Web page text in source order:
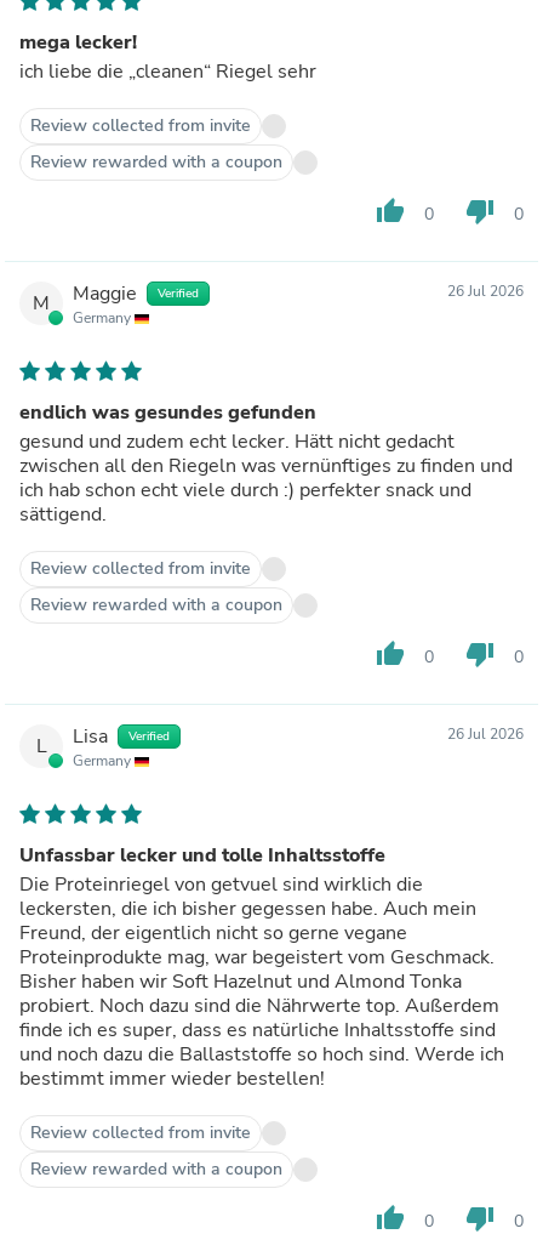
mega lecker!
ich liebe die „cleanen“ Riegel sehr
Review collected from invite
Review rewarded with a coupon
thumb_up 0 thumb_down 0
M Maggie Verified
Germany
26 Jul 2026
endlich was gesundes gefunden
gesund und zudem echt lecker. Hätt nicht gedacht
zwischen all den Riegeln was vernünftiges zu finden und
ich hab schon echt viele durch :) perfekter snack und
sättigend.
Review collected from invite
Review rewarded with a coupon
thumb_up 0 thumb_down 0
L Lisa Verified
Germany
26 Jul 2026
Unfassbar lecker und tolle Inhaltsstoffe
Die Proteinriegel von getvuel sind wirklich die
leckersten, die ich bisher gegessen habe. Auch mein
Freund, der eigentlich nicht so gerne vegane
Proteinprodukte mag, war begeistert vom Geschmack.
Bisher haben wir Soft Hazelnut und Almond Tonka
probiert. Noch dazu sind die Nährwerte top. Außerdem
finde ich es super, dass es natürliche Inhaltsstoffe sind
und noch dazu die Ballaststoffe so hoch sind. Werde ich
bestimmt immer wieder bestellen!
Review collected from invite
Review rewarded with a coupon
thumb_up 0 thumb_down 0